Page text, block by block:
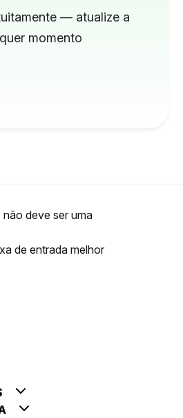
— atualize a
momento
deve ser uma
de entrada melhor